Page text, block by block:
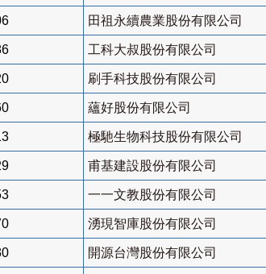
田祖永續農業股份有限公司
工科大叔股份有限公司
刷手科技股份有限公司
蘊好股份有限公司
極馳生物科技股份有限公司
甫基建設股份有限公司
一一文教股份有限公司
湧現智庫股份有限公司
開源台灣股份有限公司